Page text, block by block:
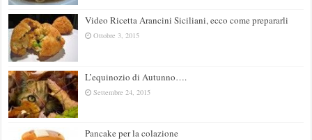
Video Ricetta Arancini Siciliani, ecco come prepararli
Ottobre 3, 2015
L’equinozio di Autunno….
Settembre 24, 2015
Pancake per la colazione